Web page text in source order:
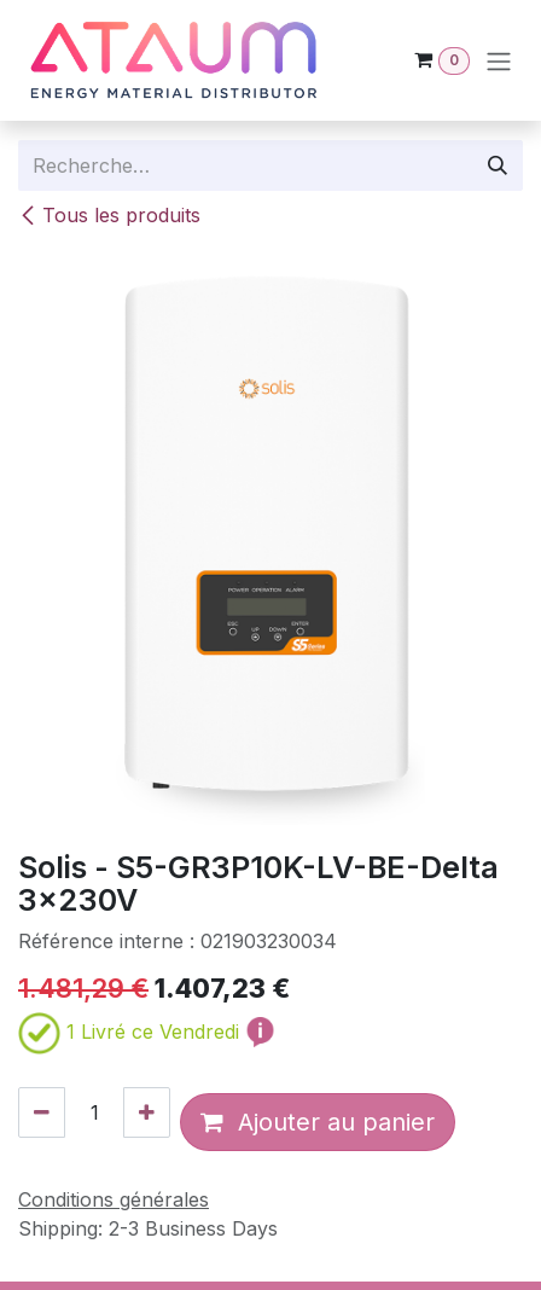
0
Tous les produits
Solis - S5-GR3P10K-LV-BE-Delta
3x230V
Référence interne : 021903230034
1.481,29€1.407,23 €
1 Livré ce Vendredi
Ajouter au panier
Conditions générales
Shipping: 2-3 Business Days